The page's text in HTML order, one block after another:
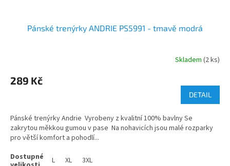
Pánské trenýrky ANDRIE PS5991 - tmavě modrá
Skladem (2 ks)
289 Kč
DETAIL
Pánské trenýrky Andrie Vyrobeny z kvalitní 100% bavlny Se
zakrytou měkkou gumou v pase Na nohavicích jsou malé rozparky
pro větší komfort a pohodlí...
L XL 3XL